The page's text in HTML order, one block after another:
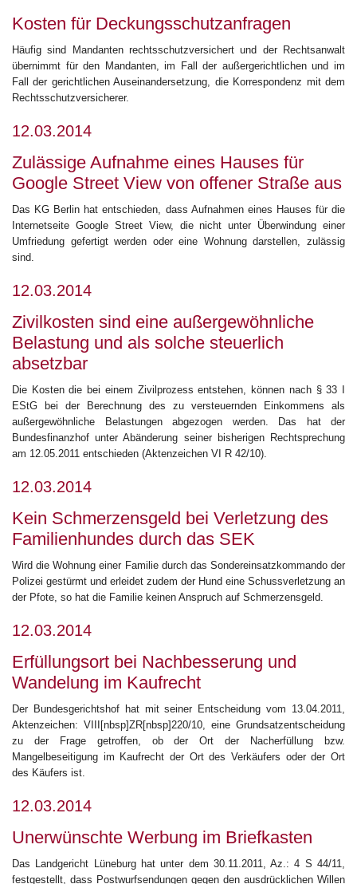
Kosten für Deckungsschutzanfragen
Häufig sind Mandanten rechtsschutzversichert und der Rechtsanwalt
übernimmt für den Mandanten, im Fall der außergerichtlichen und im
Fall der gerichtlichen Auseinandersetzung, die Korrespondenz mit dem
Rechtsschutzversicherer.
12.03.2014
Zulässige Aufnahme eines Hauses für
Google Street View von offener Straße aus
Das KG Berlin hat entschieden, dass Aufnahmen eines Hauses für die
Internetseite Google Street View, die nicht unter Überwindung einer
Umfriedung gefertigt werden oder eine Wohnung darstellen, zulässig
sind.
12.03.2014
Zivilkosten sind eine außergewöhnliche
Belastung und als solche steuerlich
absetzbar
Die Kosten die bei einem Zivilprozess entstehen, können nach § 33 I
EStG bei der Berechnung des zu versteuernden Einkommens als
außergewöhnliche Belastungen abgezogen werden. Das hat der
Bundesfinanzhof unter Abänderung seiner bisherigen Rechtsprechung
am 12.05.2011 entschieden (Aktenzeichen VI R 42/10).
12.03.2014
Kein Schmerzensgeld bei Verletzung des
Familienhundes durch das SEK
Wird die Wohnung einer Familie durch das Sondereinsatzkommando der
Polizei gestürmt und erleidet zudem der Hund eine Schussverletzung an
der Pfote, so hat die Familie keinen Anspruch auf Schmerzensgeld.
12.03.2014
Erfüllungsort bei Nachbesserung und
Wandelung im Kaufrecht
Der Bundesgerichtshof hat mit seiner Entscheidung vom 13.04.2011,
Aktenzeichen: VIII[nbsp]ZR[nbsp]220/10, eine Grundsatzentscheidung
zu der Frage getroffen, ob der Ort der Nacherfüllung bzw.
Mangelbeseitigung im Kaufrecht der Ort des Verkäufers oder der Ort
des Käufers ist.
12.03.2014
Unerwünschte Werbung im Briefkasten
Das Landgericht Lüneburg hat unter dem 30.11.2011, Az.: 4 S 44/11,
festgestellt, dass Postwurfsendungen gegen den ausdrücklichen Willen